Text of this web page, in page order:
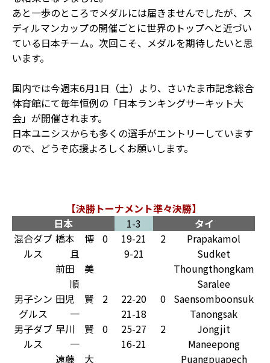
あと一歩のところでメダルには届きませんでしたが、ス
ディルマンカップの開催ごとに世界のトップへと近づい
ている日本チーム。次回こそ、メダルを期待したいと思
います。
国内では今週末6月1日（土）より、さいたま市記念総合
体育館にて毎年恒例の「日本ランキングサーキット大
会」が開催されます。
日本ユニシスからも多くの選手がエントリーしています
ので、どうぞ応援よろしくお願いします。
【決勝トーナメント準々決勝】
日本
1-3
タイ
混合ダブ
ルス
橋本 博
且
前田 美
順
0
19-21
9-21
2
Prapakamol
Sudket
Thoungthongkam
Saralee
男子シン
グルス
田児 賢
一
2
22-20
21-18
0
Saensomboonsuk
Tanongsak
男子ダブ
ルス
早川 賢
一
遠藤 大
0
25-27
16-21
2
Jongjit
Maneepong
Puangpuapech